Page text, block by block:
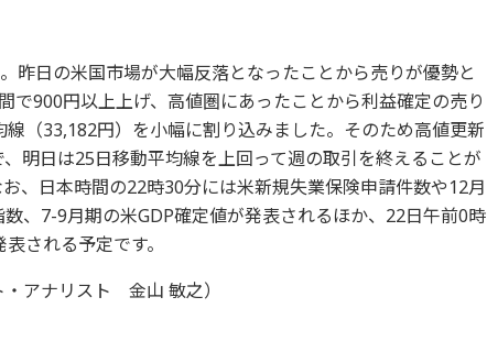
昨日の米国市場が大幅反落となったことから売りが優勢と
で900円以上上げ、高値圏にあったことから利益確定の売り
（33,182円）を小幅に割り込みました。そのため高値更新
明日は25日移動平均線を上回って週の取引を終えることが
、日本時間の22時30分には米新規失業保険申請件数や12月
、7-9月期の米GDP確定値が発表されるほか、22日午前0時
される予定です。
アナリスト 金山 敏之）